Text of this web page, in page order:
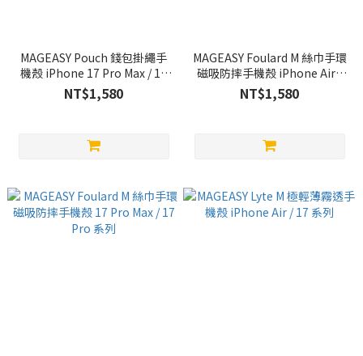
MAGEASY Pouch 錢包掛繩手
機殼 iPhone 17 Pro Max / 17
Pro 系列
NT$1,580
MAGEASY Foulard M 絲巾手環
磁吸防摔手機殼 iPhone Air /
17 系列
NT$1,580